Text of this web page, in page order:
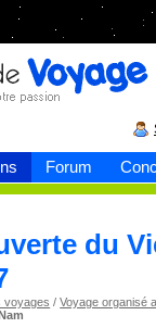
Forum
du
voyages /Voyage organisé